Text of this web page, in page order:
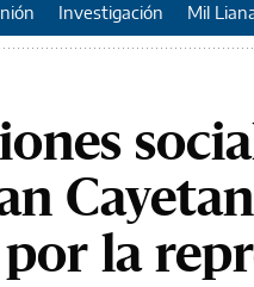
Investigación Mil
la